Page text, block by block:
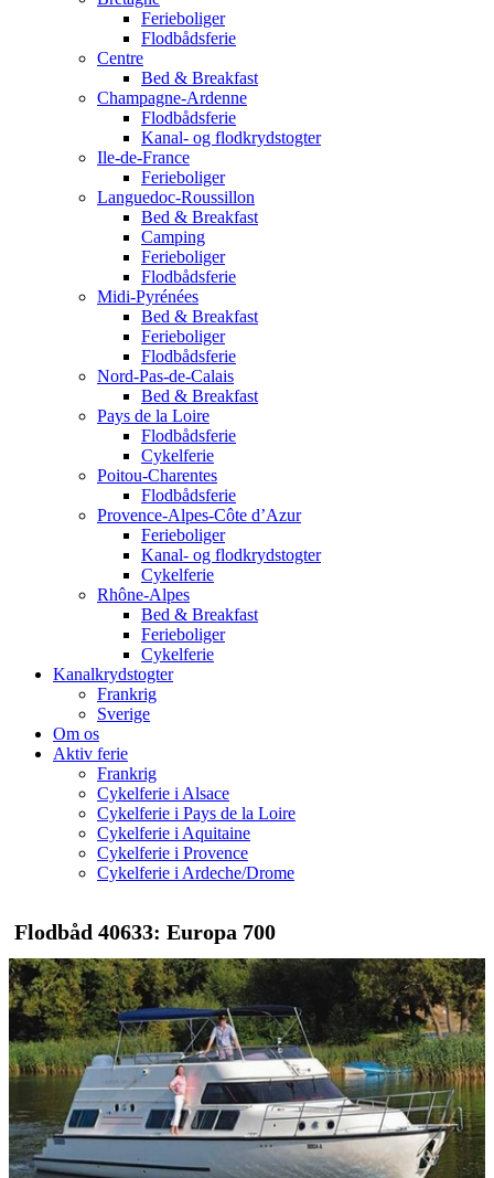
Ferieboliger
Flodbådsferie
Centre
Bed & Breakfast
Champagne-Ardenne
Flodbådsferie
Kanal- og flodkrydstogter
Ile-de-France
Ferieboliger
Languedoc-Roussillon
Bed & Breakfast
Camping
Ferieboliger
Flodbådsferie
Midi-Pyrénées
Bed & Breakfast
Ferieboliger
Flodbådsferie
Nord-Pas-de-Calais
Bed & Breakfast
Pays de la Loire
Flodbådsferie
Cykelferie
Poitou-Charentes
Flodbådsferie
Provence-Alpes-Côte d’Azur
Ferieboliger
Kanal- og flodkrydstogter
Cykelferie
Rhône-Alpes
Bed & Breakfast
Ferieboliger
Cykelferie
Kanalkrydstogter
Frankrig
Sverige
Om os
Aktiv ferie
Frankrig
Cykelferie i Alsace
Cykelferie i Pays de la Loire
Cykelferie i Aquitaine
Cykelferie i Provence
Cykelferie i Ardeche/Drome
Flodbåd 40633: Europa 700